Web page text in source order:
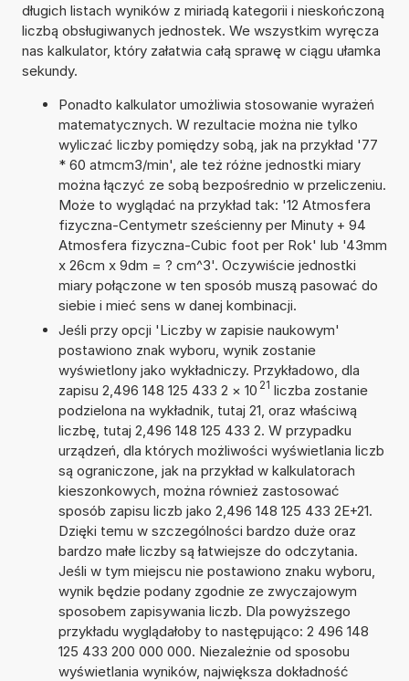
długich listach wyników z miriadą kategorii i nieskończoną
liczbą obsługiwanych jednostek. We wszystkim wyręcza
nas kalkulator, który załatwia całą sprawę w ciągu ułamka
sekundy.
Ponadto kalkulator umożliwia stosowanie wyrażeń
matematycznych. W rezultacie można nie tylko
wyliczać liczby pomiędzy sobą, jak na przykład '77
* 60 atmcm3/min', ale też różne jednostki miary
można łączyć ze sobą bezpośrednio w przeliczeniu.
Może to wyglądać na przykład tak: '12 Atmosfera
fizyczna-Centymetr sześcienny per Minuty + 94
Atmosfera fizyczna-Cubic foot per Rok' lub '43mm
x 26cm x 9dm = ? cm^3'. Oczywiście jednostki
miary połączone w ten sposób muszą pasować do
siebie i mieć sens w danej kombinacji.
Jeśli przy opcji 'Liczby w zapisie naukowym'
postawiono znak wyboru, wynik zostanie
wyświetlony jako wykładniczy. Przykładowo, dla
zapisu 2,496 148 125 433 2 × 10 21 liczba zostanie
podzielona na wykładnik, tutaj 21, oraz właściwą
liczbę, tutaj 2,496 148 125 433 2. W przypadku
urządzeń, dla których możliwości wyświetlania liczb
są ograniczone, jak na przykład w kalkulatorach
kieszonkowych, można również zastosować
sposób zapisu liczb jako 2,496 148 125 433 2E+21.
Dzięki temu w szczególności bardzo duże oraz
bardzo małe liczby są łatwiejsze do odczytania.
Jeśli w tym miejscu nie postawiono znaku wyboru,
wynik będzie podany zgodnie ze zwyczajowym
sposobem zapisywania liczb. Dla powyższego
przykładu wyglądałoby to następująco: 2 496 148
125 433 200 000 000. Niezależnie od sposobu
wyświetlania wyników, największa dokładność